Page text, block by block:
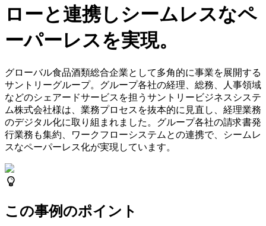
ローと連携しシームレスなペ
ーパーレスを実現。
グローバル食品酒類総合企業として多角的に事業を展開する
サントリーグループ。グループ各社の経理、総務、人事領域
などのシェアードサービスを担うサントリービジネスシステ
ム株式会社様は、業務プロセスを抜本的に見直し、経理業務
のデジタル化に取り組まれました。グループ各社の請求書発
行業務も集約、ワークフローシステムとの連携で、シームレ
スなペーパーレス化が実現しています。
この事例のポイント